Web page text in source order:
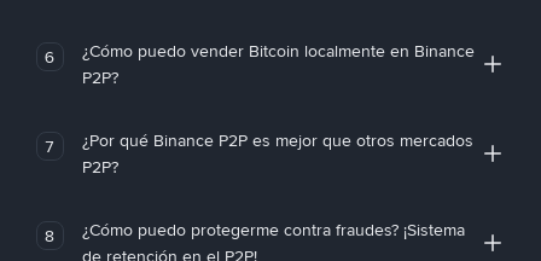
6
¿Cómo puedo vender Bitcoin localmente en Binance
P2P?
7
¿Por qué Binance P2P es mejor que otros mercados
P2P?
8
¿Cómo puedo protegerme contra fraudes? ¡Sistema
de retención en el P2P!